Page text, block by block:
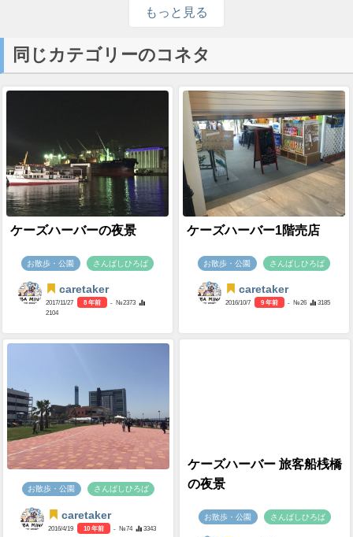
もっと見る
同じカテゴリーのコネタ
ケーズハーバーの夜景
お散歩・公園 さんばしひろば
caretaker
2017/11/27 8 年前
- №2373
2104
ケーズハーバー1階売店
お散歩・公園 さんばしひろば
caretaker
2016/10/7 9 年前 - №26 3185
お散歩・公園 さんばしひろば
caretaker
2016/4/19 10 年前 - №74 3343
ケーズハーバー 旅客船桟橋
の夜景
お散歩・公園 さんばしひろば